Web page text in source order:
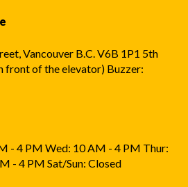
Vancouver B.C. V6B 1P1 5th
front of the elevator) Buzzer:
- 4 PM Wed: 10 AM - 4 PM Thur:
- 4 PM Sat/Sun: Closed